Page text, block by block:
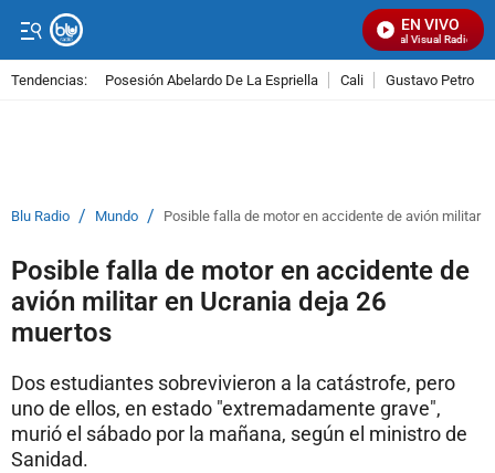
EN VIVO
Señal Visual Radio
Tendencias: Posesión Abelardo De La Espriella Cali Gustavo Petro
Blu Radio / Mundo / Posible falla de motor en accidente de avión militar
Posible falla de motor en accidente de
avión militar en Ucrania deja 26
muertos
Dos estudiantes sobrevivieron a la catástrofe, pero
uno de ellos, en estado "extremadamente grave",
murió el sábado por la mañana, según el ministro de
Sanidad.